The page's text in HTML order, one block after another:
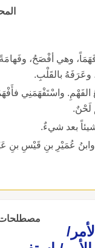
وهي أفْصَحُ،
وعَرَفَهُ بالقَلْبِ.
واسْتَفْهَمَنِي
لَحْنٌ.
بعد شيءٌ.
عُمَيْرِ بنِ قَيْسِ بنِ
مصطلحات